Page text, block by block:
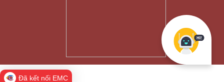
Đã kết nối EMC